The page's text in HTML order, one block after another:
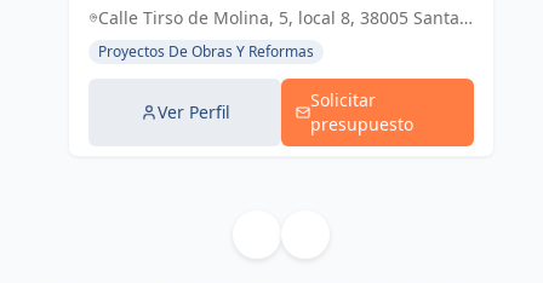
nueva.
Calle Tirso de Molina, 5, local 8, 38005 Santa
Cruz de Tenerife, España, España
Proyectos De Obras Y Reformas
Ver Perfil
Solicitar
presupuesto